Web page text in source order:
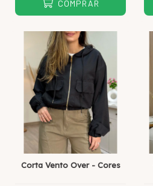
COMPRAR
Corta Vento Over - Cores